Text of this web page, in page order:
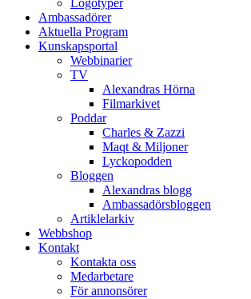
Logotyper
Ambassadörer
Aktuella Program
Kunskapsportal
Webbinarier
TV
Alexandras Hörna
Filmarkivet
Poddar
Charles & Zazzi
Maqt & Miljoner
Lyckopodden
Bloggen
Alexandras blogg
Ambassadörsbloggen
Artiklelarkiv
Webbshop
Kontakt
Kontakta oss
Medarbetare
För annonsörer